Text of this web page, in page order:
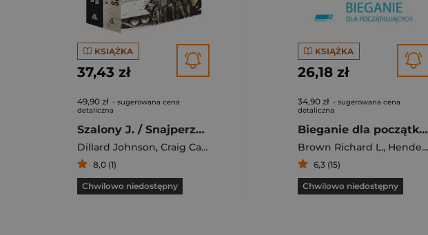
KSIĄŻKA
37,43 zł
49,90 zł - sugerowana cena
detaliczna
Szalony J. / Snajperzy Pakiet
Dillard Johnson, Craig Cabell Brown Richard L.
8,0 (1)
Chwilowo niedostępny
KSIĄŻKA
26,18 zł
34,90 zł - sugerowana cena
detaliczna
Bieganie dla początkujących
Brown Richard L., Henderson Joe
6,3 (15)
Chwilowo niedostępny